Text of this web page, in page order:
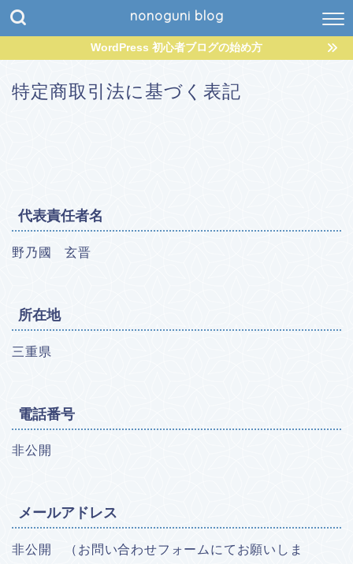
nonoguni blog
WordPress 初心者ブログの始め方
特定商取引法に基づく表記
代表責任者名
野乃國 玄晋
所在地
三重県
電話番号
非公開
メールアドレス
非公開 （お問い合わせフォームにてお願いしま